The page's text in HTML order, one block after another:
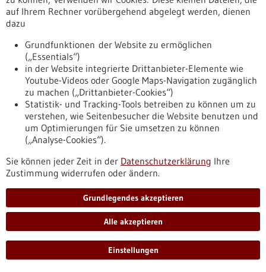
bei fortgeschrittenem fibrolamellären hepatozellulären
Karzinom und anderen Tumorerkrankungen untersucht.
https://www.gesundheitsindustrie-
bw.de/fachbeitrag/pm/therapieoption-fuer-
tumorpatientinnen-und-patienten-mit-der-seltenen-dnajb1-
prkaca-genfusion
Pressemitteilung - 02.10.2023
Verteilte Künstliche Intelligenz für den
Operationssaal
zusammen mit Partnern daran, den Operationssaal der
Zukunft mithilfe von Künstlicher Intelligenz (KI) und
roboterassistierter Telechirurgie zu realisieren. Dabei sollen
chirurgische Daten aus multimodalen Quellen mit KI-
Methoden kontinuierlich analysiert werden, um Operationen
in Echtzeit zu unterstützen.
bw.de/fachbeitrag/pm/verteilte-kuenstliche-intelligenz-fuer-
den-operationssaal
auf Ihrem Rechner vorübergehend abgelegt werden, dienen
dazu
Grundfunktionen der Website zu ermöglichen
(„Essentials“)
in der Website integrierte Drittanbieter-Elemente wie
Youtube-Videos oder Google Maps-Navigation zugänglich
zu machen („Drittanbieter-Cookies“)
Statistik- und Tracking-Tools betreiben zu können um zu
verstehen, wie Seitenbesucher die Website benutzen und
um Optimierungen für Sie umsetzen zu können
(„Analyse-Cookies“).
Sie können jeder Zeit in der Datenschutzerklärung Ihre
Zustimmung widerrufen oder ändern.
Grundlegendes akzeptieren
Alle akzeptieren
Einstellungen